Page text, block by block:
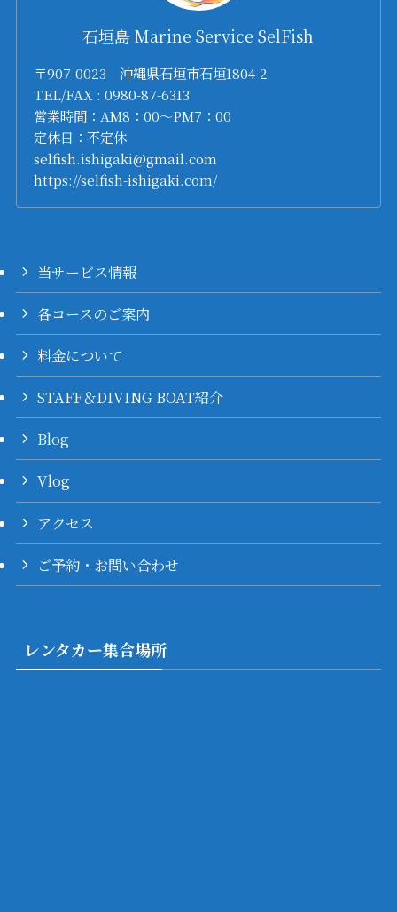
石垣島 Marine Service SelFish
〒907-0023 沖縄県石垣市石垣1804-2
TEL/FAX : 0980-87-6313
営業時間：AM8：00～PM7：00
定休日：不定休
selfish.ishigaki@gmail.com
https://selfish-ishigaki.com/
当サービス情報
各コースのご案内
料金について
STAFF＆DIVING BOAT紹介
Blog
Vlog
アクセス
ご予約・お問い合わせ
レンタカー集合場所